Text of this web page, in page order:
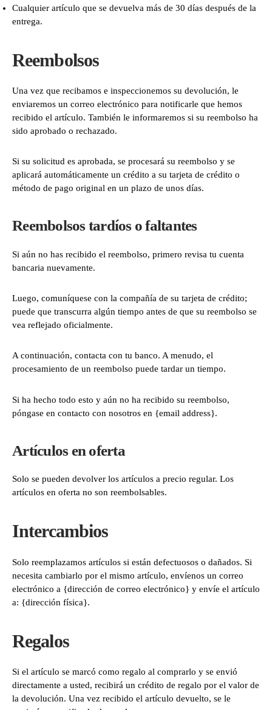
Cualquier artículo que se devuelva más de 30 días después de la
entrega.
Reembolsos
Una vez que recibamos e inspeccionemos su devolución, le
enviaremos un correo electrónico para notificarle que hemos
recibido el artículo. También le informaremos si su reembolso ha
sido aprobado o rechazado.
Si su solicitud es aprobada, se procesará su reembolso y se
aplicará automáticamente un crédito a su tarjeta de crédito o
método de pago original en un plazo de unos días.
Reembolsos tardíos o faltantes
Si aún no has recibido el reembolso, primero revisa tu cuenta
bancaria nuevamente.
Luego, comuníquese con la compañía de su tarjeta de crédito;
puede que transcurra algún tiempo antes de que su reembolso se
vea reflejado oficialmente.
A continuación, contacta con tu banco. A menudo, el
procesamiento de un reembolso puede tardar un tiempo.
Si ha hecho todo esto y aún no ha recibido su reembolso,
póngase en contacto con nosotros en {email address}.
Artículos en oferta
Solo se pueden devolver los artículos a precio regular. Los
artículos en oferta no son reembolsables.
Intercambios
Solo reemplazamos artículos si están defectuosos o dañados. Si
necesita cambiarlo por el mismo artículo, envíenos un correo
electrónico a {dirección de correo electrónico} y envíe el artículo
a: {dirección física}.
Regalos
Si el artículo se marcó como regalo al comprarlo y se envió
directamente a usted, recibirá un crédito de regalo por el valor de
la devolución. Una vez recibido el artículo devuelto, se le